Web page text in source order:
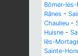
Bômer-les-
Rânes -
Chaulieu -
Huisne -
lès-
Sainte-